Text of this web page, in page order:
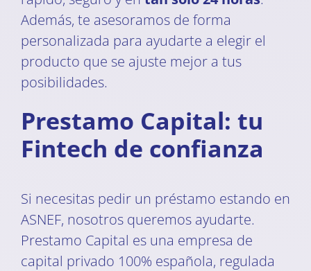
Además, te asesoramos de forma
personalizada para ayudarte a elegir el
producto que se ajuste mejor a tus
posibilidades.
Prestamo Capital: tu
Fintech de confianza
Si necesitas pedir un préstamo estando en
ASNEF, nosotros queremos ayudarte.
Prestamo Capital es una empresa de
capital privado 100% española, regulada